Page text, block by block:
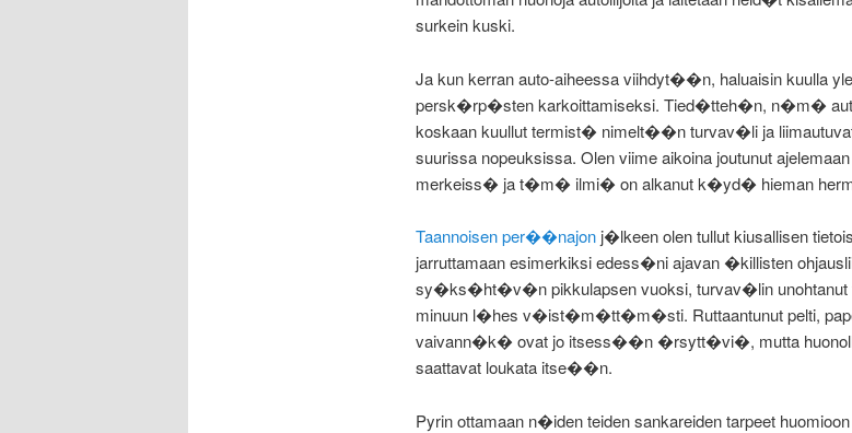
surkein kuski.
Ja kun kerran auto-aiheessa viihdyt��n, haluaisin kuulla
persk�rp�sten karkoittamiseksi. Tied�tteh�n, n�m�
koskaan kuullut termist� nimelt��n turvav�li ja
suurissa nopeuksissa. Olen viime aikoina joutunut
merkeiss� ja t�m� ilmi� on alkanut k�yd� hieman
Taannoisen per��najonj�lkeen olen tullut kiusallisen
jarruttamaan esimerkiksi edess�ni ajavan �killisten
sy�ks�ht�v�n pikkulapsen vuoksi, turvav�lin
minuun l�hes v�ist�m�tt�m�sti. Ruttaantunut pelti,
vaivann�k� ovat jo itsess��n �rsytt�vi�, mutta
saattavat loukata itse��n.
Pyrin ottamaan n�iden teiden sankareiden tarpeet